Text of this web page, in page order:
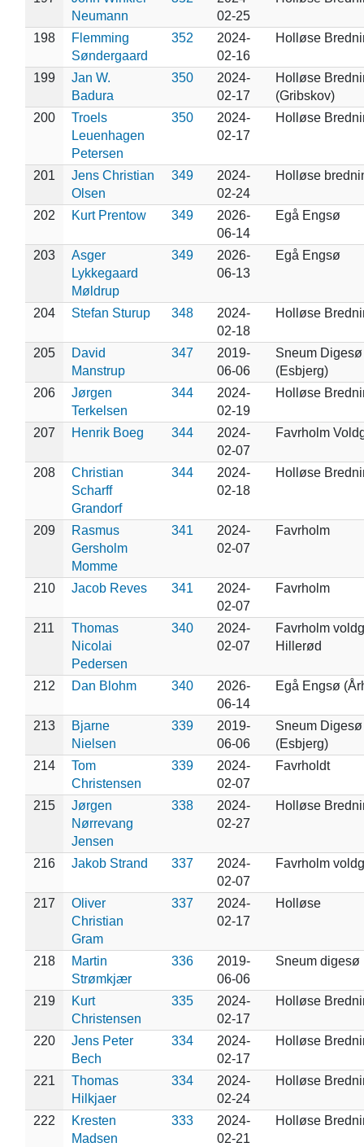
Neumann
02-25
198
Flemming
Søndergaard
352
2024-
02-16
Holløse
199
Jan W.
Badura
350
2024-
02-17
Holløse
(Gribskov)
200
Troels
Leuenhagen
Petersen
350
2024-
02-17
Holløse
201
Jens Christian
Olsen
349
2024-
02-24
Holløse
202 Kurt Prentow 349
2026-
06-14
Egå Engsø
203
Asger
Lykkegaard
Møldrup
349
2026-
06-13
Egå Engsø
204 Stefan Sturup 348
2024-
02-18
Holløse
205
David
Manstrup
347
2019-
06-06
Sneum Digesø
(Esbjerg)
206
Jørgen
Terkelsen
344
2024-
02-19
Holløse
207 Henrik Boeg 344
2024-
02-07
Favrholm
208
Christian
Scharff
Grandorf
344
2024-
02-18
Holløse
209
Rasmus
Gersholm
Momme
341
2024-
02-07
Favrholm
210 Jacob Reves 341
2024-
02-07
Favrholm
211
Thomas
Nicolai
Pedersen
340
2024-
02-07
Favrholm
Hillerød
212 Dan Blohm 340
2026-
06-14
Egå Engsø
213
Bjarne
Nielsen
339
2019-
06-06
Sneum Digesø
(Esbjerg)
214
Tom
Christensen
339
2024-
02-07
Favrholdt
215
Jørgen
Nørrevang
Jensen
338
2024-
02-27
Holløse
216 Jakob Strand 337
2024-
02-07
Favrholm
217
Oliver
Christian
Gram
337
2024-
02-17
Holløse
218
Martin
Strømkjær
336
2019-
06-06
Sneum digesø
219
Kurt
Christensen
335
2024-
02-17
Holløse
220
Jens Peter
Bech
334
2024-
02-17
Holløse
221
Thomas
Hilkjaer
334
2024-
02-24
Holløse
222
Kresten
Madsen
333
2024-
02-21
Holløse